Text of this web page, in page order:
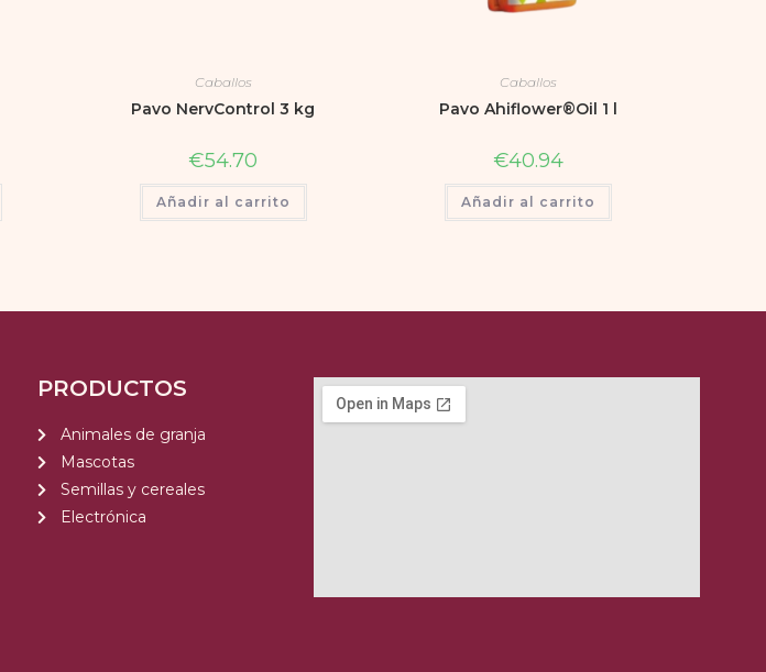
Caballos
Pavo NervControl 3 kg
€54.70
Añadir al carrito
Caballos
Pavo Ahiflower®Oil 1 l
€40.94
Añadir al carrito
PRODUCTOS
Animales de granja
Mascotas
Semillas y cereales
Electrónica